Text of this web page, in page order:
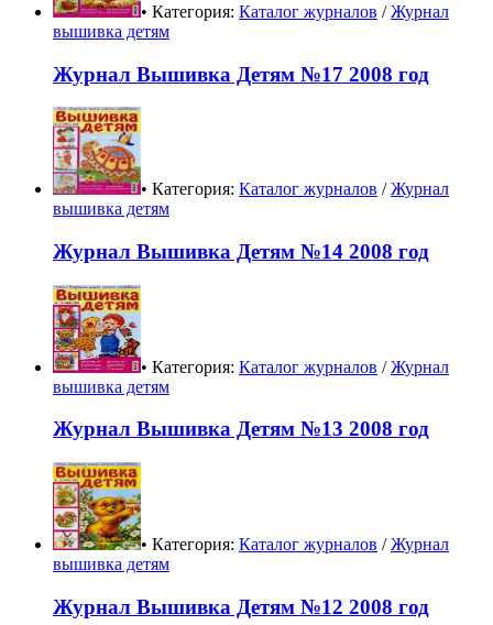
• Категория: Каталог журналов /Журнал
вышивка детям
Журнал Вышивка Детям №17 2008 год
• Категория: Каталог журналов /Журнал
вышивка детям
Журнал Вышивка Детям №14 2008 год
• Категория: Каталог журналов /Журнал
вышивка детям
Журнал Вышивка Детям №13 2008 год
• Категория: Каталог журналов /Журнал
вышивка детям
Журнал Вышивка Детям №12 2008 год